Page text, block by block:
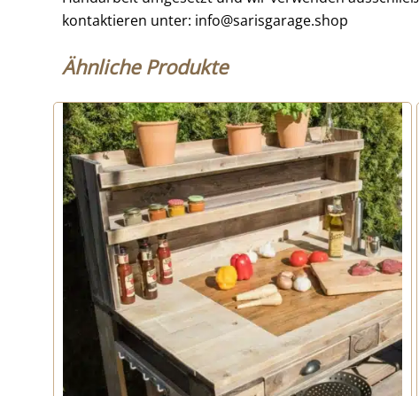
kontaktieren unter: info@sarisgarage.shop
Ähnliche Produkte